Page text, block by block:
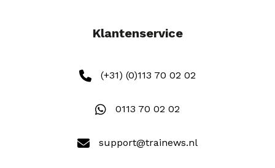
Klantenservice
(+31) (0)113 70 02 02
0113 70 02 02
support@trainews.nl